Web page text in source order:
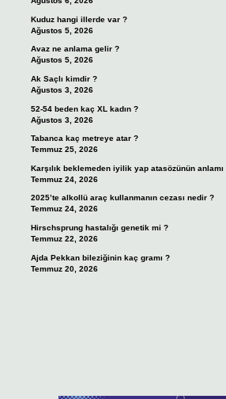
Kuduz hangi illerde var ?
Ağustos 5, 2026
Avaz ne anlama gelir ?
Ağustos 5, 2026
Ak Saçlı kimdir ?
Ağustos 3, 2026
52-54 beden kaç XL kadın ?
Ağustos 3, 2026
Tabanca kaç metreye atar ?
Temmuz 25, 2026
Karşılık beklemeden iyilik yap atasözünün anlamı
Temmuz 24, 2026
2025’te alkollü araç kullanmanın cezası nedir ?
Temmuz 24, 2026
Hirschsprung hastalığı genetik mi ?
Temmuz 22, 2026
Ajda Pekkan bileziğinin kaç gramı ?
Temmuz 20, 2026